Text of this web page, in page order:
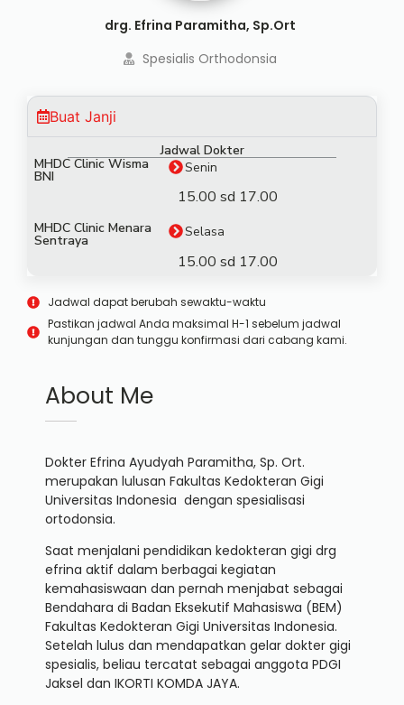
drg. Efrina Paramitha, Sp.Ort
Spesialis Orthodonsia
Buat Janji
Jadwal Dokter
MHDC Clinic Wisma
BNI
Senin
15.00 sd 17.00
MHDC Clinic Menara
Sentraya
Selasa
15.00 sd 17.00
Jadwal dapat berubah sewaktu-waktu
Pastikan jadwal Anda maksimal H-1 sebelum jadwal
kunjungan dan tunggu konfirmasi dari cabang kami.
About Me
Dokter Efrina Ayudyah Paramitha, Sp. Ort.
merupakan lulusan Fakultas Kedokteran Gigi
Universitas Indonesia dengan spesialisasi
ortodonsia.
Saat menjalani pendidikan kedokteran gigi drg
efrina aktif dalam berbagai kegiatan
kemahasiswaan dan pernah menjabat sebagai
Bendahara di Badan Eksekutif Mahasiswa (BEM)
Fakultas Kedokteran Gigi Universitas Indonesia.
Setelah lulus dan mendapatkan gelar dokter gigi
spesialis, beliau tercatat sebagai anggota PDGI
Jaksel dan IKORTI KOMDA JAYA.